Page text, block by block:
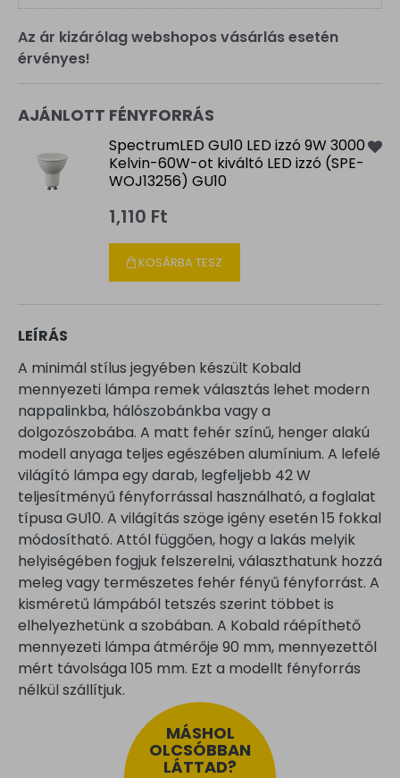
Az ár kizárólag webshopos vásárlás esetén
érvényes!
AJÁNLOTT FÉNYFORRÁS
SpectrumLED GU10 LED izzó 9W 3000
Kelvin-60W-ot kiváltó LED izzó (SPE-
WOJ13256) GU10
1,110 Ft
KOSÁRBA TESZ
LEÍRÁS
A minimál stílus jegyében készült Kobald
mennyezeti lámpa remek választás lehet modern
nappalinkba, hálószobánkba vagy a
dolgozószobába. A matt fehér színű, henger alakú
modell anyaga teljes egészében alumínium. A lefelé
világító lámpa egy darab, legfeljebb 42 W
teljesítményű fényforrással használható, a foglalat
típusa GU10. A világítás szöge igény esetén 15 fokkal
módosítható. Attól függően, hogy a lakás melyik
helyiségében fogjuk felszerelni, választhatunk hozzá
meleg vagy természetes fehér fényű fényforrást. A
kisméretű lámpából tetszés szerint többet is
elhelyezhetünk a szobában. A Kobald ráépíthető
mennyezeti lámpa átmérője 90 mm, mennyezettől
mért távolsága 105 mm. Ezt a modellt fényforrás
nélkül szállítjuk.
MÁSHOL
OLCSÓBBAN
LÁTTAD?